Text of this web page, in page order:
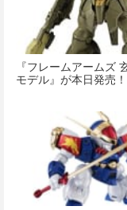
『フレームアームズ
モデル』が本日発売！